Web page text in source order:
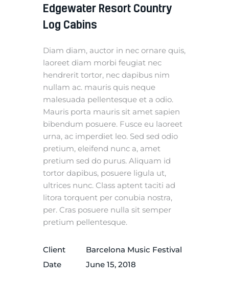
Edgewater Resort Country
Log Cabins
Diam diam, auctor in nec ornare quis,
laoreet diam morbi feugiat nec
hendrerit tortor, nec dapibus nim
nullam ac. mauris quis neque
malesuada pellentesque et a odio.
Mauris porta mauris sit amet sapien
bibendum posuere. Fusce eu laoreet
urna, ac imperdiet leo. Sed sed odio
pretium, eleifend nunc a, amet
pretium sed do purus. Aliquam id
tortor dapibus, posuere ligula ut,
ultrices nunc. Class aptent taciti ad
litora torquent per conubia nostra,
per. Cras posuere nulla sit semper
pretium pellentesque.
Client
Barcelona Music Festival
Date
June 15, 2018